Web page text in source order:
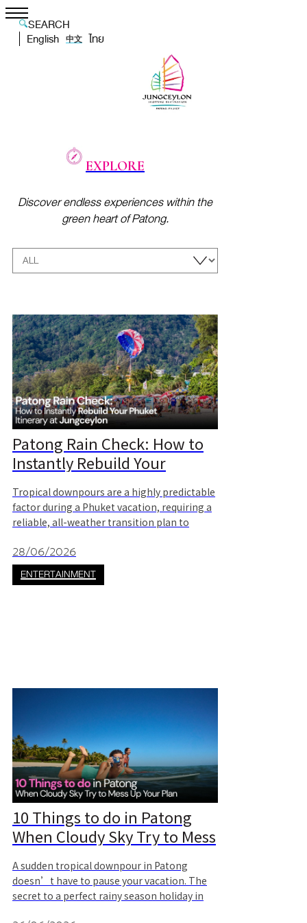
SEARCH
English
中文 ไทย
EXPLORE
Discover endless experiences within the
green heart of Patong.
Patong Rain Check: How to
Instantly Rebuild Your
Jungceylon
Tropical downpours are a highly predictable
factor during a Phuket vacation, requiring a
reliable, all-weather transition plan to
serves as a technical itinerary blueprint
designed to seamles
28/06/2026
ENTERTAINMENT
10 Things to do in Patong
When Cloudy Sky Try to Mess
Phuket
A sudden tropical downpour in Patong
doesn’t have to pause your vacation. The
secret to a perfect rainy season holiday in